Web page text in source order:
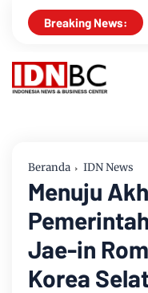
Breaking News:
Apel
Beranda IDN News
Menuju
Jae-in
Korea